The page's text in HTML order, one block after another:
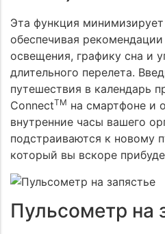
Эта функция
обеспечивая
освещения, графику сна и
длительного перелета.
путешествия в календарь
ConnectTM на смартфоне и
внутренние часы вашего
подстраиваются к новому
который вы вскоре
Пульсометр на